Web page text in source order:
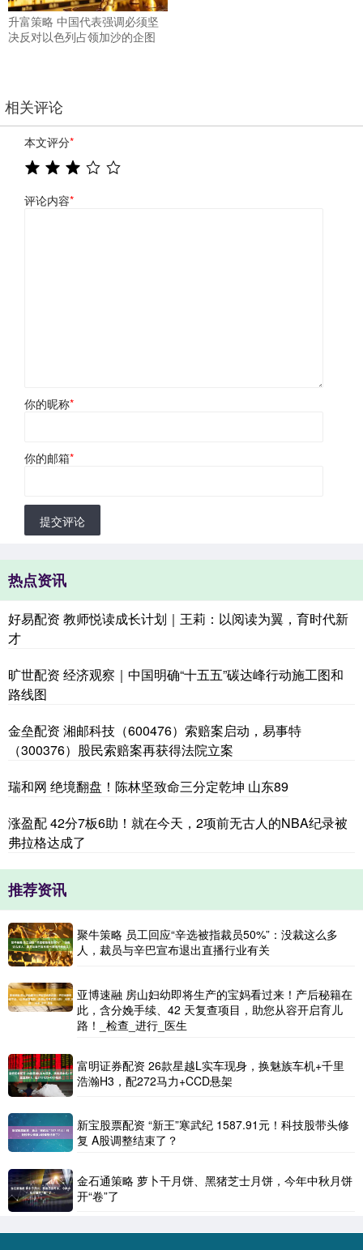
升富策略 中国代表强调必须坚
决反对以色列占领加沙的企图
相关评论
本文评分*
评论内容*
你的昵称*
你的邮箱*
提交评论
热点资讯
好易配资 教师悦读成长计划｜王莉：以阅读为翼，育时代新
才
旷世配资 经济观察｜中国明确“十五五”碳达峰行动施工图和
路线图
金垒配资 湘邮科技（600476）索赔案启动，易事特
（300376）股民索赔案再获得法院立案
瑞和网 绝境翻盘！陈林坚致命三分定乾坤 山东89
涨盈配 42分7板6助！就在今天，2项前无古人的NBA纪录被
弗拉格达成了
推荐资讯
聚牛策略 员工回应“辛选被指裁员50%”：没裁这么多
人，裁员与辛巴宣布退出直播行业有关
亚博速融 房山妇幼即将生产的宝妈看过来！产后秘籍在
此，含分娩手续、42 天复查项目，助您从容开启育儿
路！_检查_进行_医生
富明证券配资 26款星越L实车现身，换魅族车机+千里
浩瀚H3，配272马力+CCD悬架
新宝股票配资 “新王”寒武纪 1587.91元！科技股带头修
复 A股调整结束了？
金石通策略 萝卜干月饼、黑猪芝士月饼，今年中秋月饼
开“卷”了